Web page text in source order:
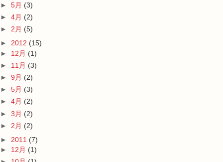
► 5月 (3)
► 4月 (2)
► 2月 (5)
► 2012 (15)
► 12月 (1)
► 11月 (3)
► 9月 (2)
► 5月 (3)
► 4月 (2)
► 3月 (2)
► 2月 (2)
► 2011 (7)
► 12月 (1)